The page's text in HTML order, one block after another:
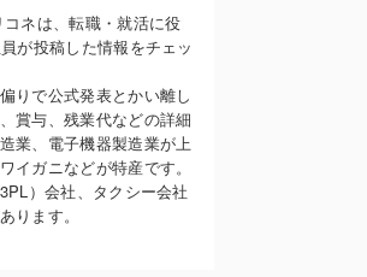
ネは、転職・就活に役
が投稿した情報をチェッ
りで公式発表とかい離し
賞与、残業代などの詳細
業、電子機器製造業が上
ガニなどが特産です。
）会社、タクシー会社
ります。